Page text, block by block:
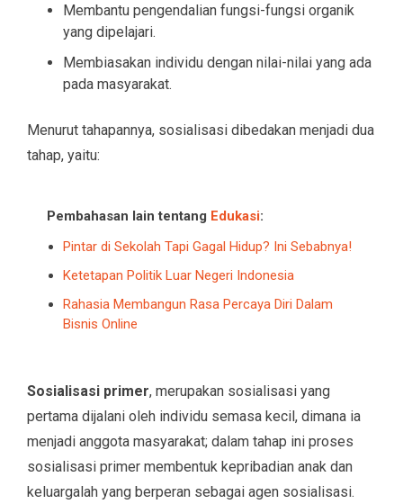
Membantu pengendalian fungsi-fungsi organik
yang dipelajari.
Membiasakan individu dengan nilai-nilai yang ada
pada masyarakat.
Menurut tahapannya, sosialisasi dibedakan menjadi dua
tahap, yaitu:
Pembahasan lain tentang Edukasi:
Pintar di Sekolah Tapi Gagal Hidup? Ini Sebabnya!
Ketetapan Politik Luar Negeri Indonesia
Rahasia Membangun Rasa Percaya Diri Dalam
Bisnis Online
Sosialisasi primer, merupakan sosialisasi yang
pertama dijalani oleh individu semasa kecil, dimana ia
menjadi anggota masyarakat; dalam tahap ini proses
sosialisasi primer membentuk kepribadian anak dan
keluargalah yang berperan sebagai agen sosialisasi.